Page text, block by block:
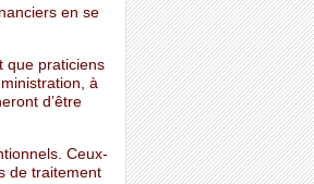
en se
que praticiens
à
d’être
Ceux-
de traitement